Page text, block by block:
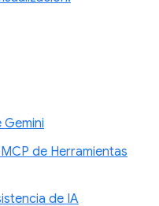
de Herramientas
de IA